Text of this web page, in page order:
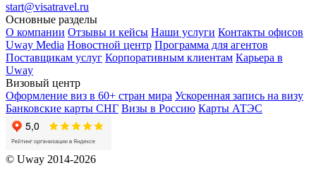
start@visatravel.ru
Основные разделы
О компании Отзывы и кейсы Наши услуги Контакты офисов
Uway Media Новостной центр Программа для агентов
Поставщикам услуг Корпоративным клиентам Карьера в
Uway
Визовый центр
Оформление виз в 60+ стран мира Ускоренная запись на визу
Банковские карты СНГ Визы в Россию Карты АТЭС
© Uway 2014-2026